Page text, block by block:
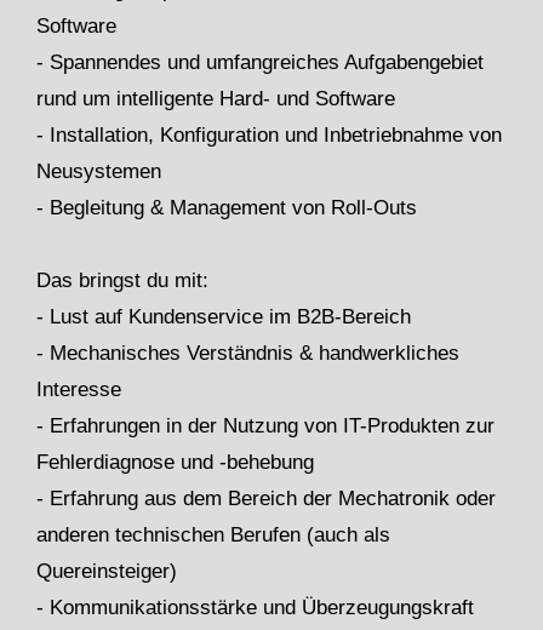
Software
- Spannendes und umfangreiches Aufgabengebiet
rund um intelligente Hard- und Software
- Installation, Konfiguration und Inbetriebnahme von
Neusystemen
- Begleitung & Management von Roll-Outs
Das bringst du mit:
- Lust auf Kundenservice im B2B-Bereich
- Mechanisches Verständnis & handwerkliches
Interesse
- Erfahrungen in der Nutzung von IT-Produkten zur
Fehlerdiagnose und -behebung
- Erfahrung aus dem Bereich der Mechatronik oder
anderen technischen Berufen (auch als
Quereinsteiger)
- Kommunikationsstärke und Überzeugungskraft